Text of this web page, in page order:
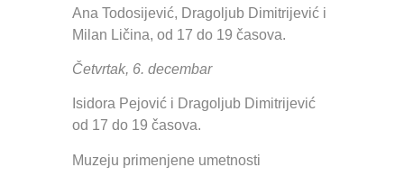
Ana Todosijević, Dragoljub Dimitrijević i
Milan Ličina, od 17 do 19 časova.
Četvrtak, 6. decembar
Isidora Pejović i Dragoljub Dimitrijević
od 17 do 19 časova.
Muzeju primenjene umetnosti